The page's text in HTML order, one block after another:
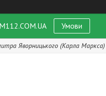
Умови
Яворницького (Карла Маркса)